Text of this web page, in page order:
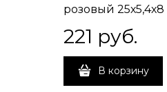
розовый 25х5,4х8
221 руб.
В корзину